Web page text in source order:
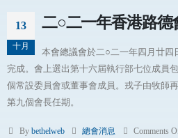
13
十月
二○二一年香港路德
本會總議會於二○二一年四月廿四
完成。會上選出第十六屆執行部七位成員
個常設委員會或董事會成員。戎子由牧師
第九個會長任期。
By bethelweb 總會消息 Comments